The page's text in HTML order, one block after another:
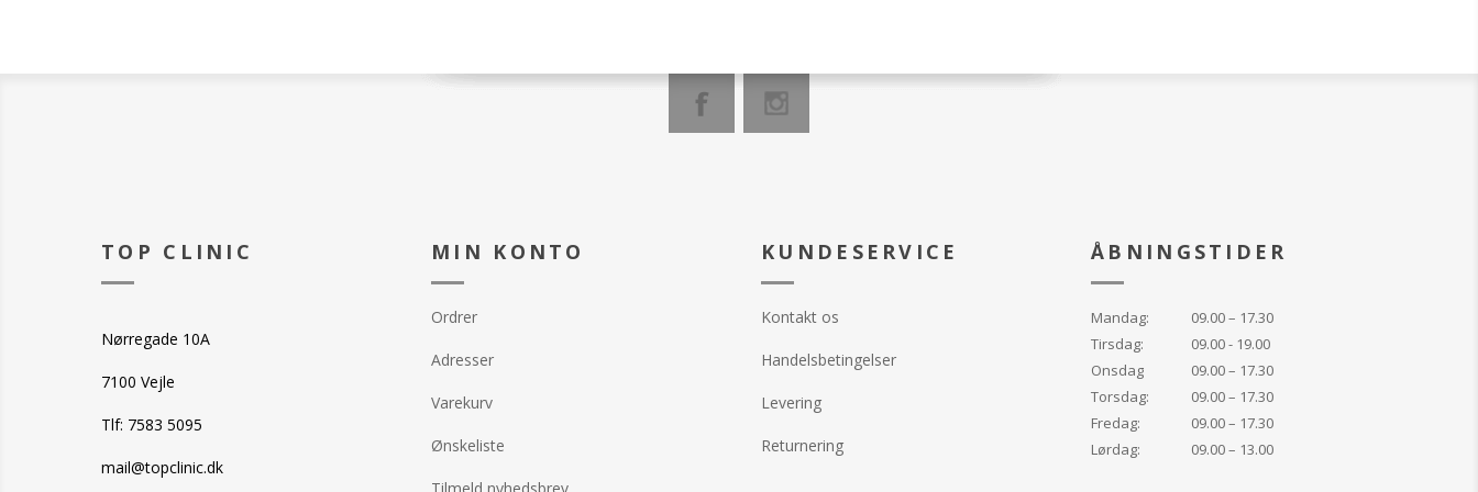
TOP CLINIC
Nørregade 10A
7100 Vejle
Tlf: 7583 5095
mail@topclinic.dk
MIN KONTO
Ordrer
Adresser
Varekurv
Ønskeliste
KUNDESERVICE
Kontakt os
Handelsbetingelser
Levering
Returnering
ÅBNINGSTIDER
Mandag:
09.00 – 17.30
Tirsdag:
09.00 - 19.00
Onsdag
09.00 – 17.30
Torsdag:
09.00 – 17.30
Fredag:
09.00 – 17.30
Lørdag:
09.00 – 13.00